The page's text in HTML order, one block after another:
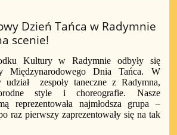
Dzień Tańca w Radymnie
scenie!
Kultury w Radymnie odbyły się
Międzynarodowego Dnia Tańca. W
udział
zespoły taneczne z Radymna,
style i choreografie. Nasze
reprezentowała najmłodsza grupa –
raz pierwszy zaprezentowały się na tak